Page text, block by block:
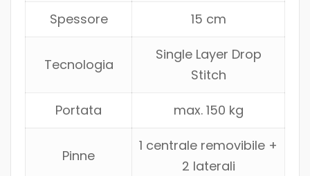
Spessore 15 cm
Tecnologia
Single Layer Drop
Stitch
Portata max. 150 kg
Pinne
1 centrale removibile +
2 laterali